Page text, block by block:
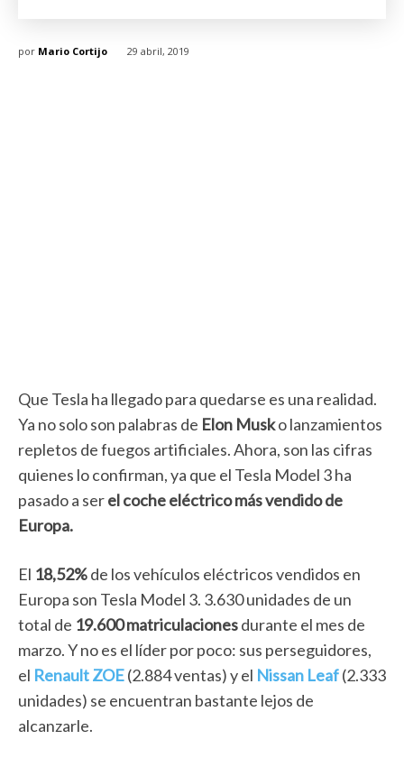
por Mario Cortijo 29 abril, 2019
Que Tesla ha llegado para quedarse es una realidad.
Ya no solo son palabras de Elon Musko lanzamientos
repletos de fuegos artificiales. Ahora, son las cifras
quienes lo confirman, ya que el Tesla Model 3 ha
pasado a serel coche eléctrico más vendido de
Europa.
El 18,52%de los vehículos eléctricos vendidos en
Europa son Tesla Model 3. 3.630 unidades de un
total de 19.600 matriculacionesdurante el mes de
marzo. Y no es el líder por poco: sus perseguidores,
el Renault ZOE(2.884 ventas) y el Nissan Leaf(2.333
unidades) se encuentran bastante lejos de
alcanzarle.